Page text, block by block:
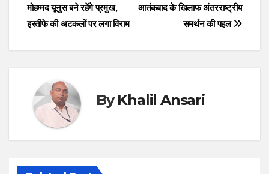
navigation
आतंकवाद के खिलाफ अंतरराष्ट्रीय
समर्थन की पहल
मोहम्मद यूनुस बने रहेंगे प्रमुख,
इस्तीफे की अटकलों पर लगा विराम
ByKhalil Ansari